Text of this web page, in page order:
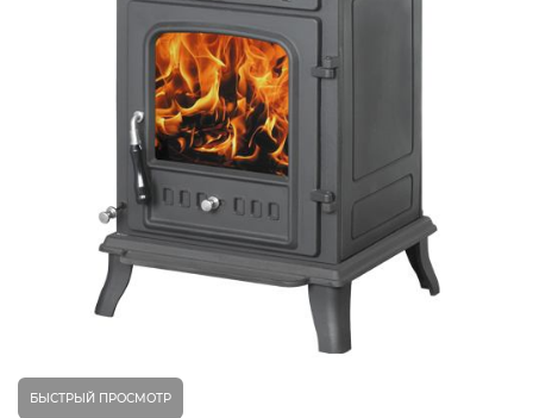
БЫСТРЫЙ ПРОСМОТР